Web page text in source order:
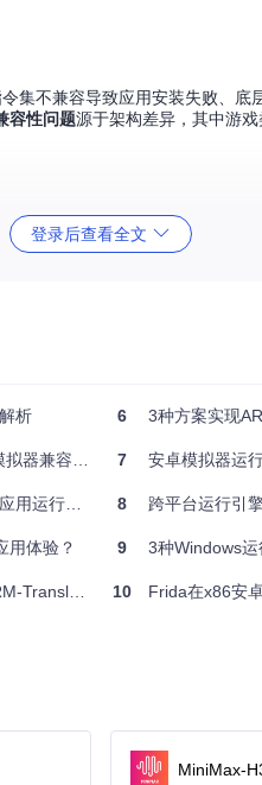
集不兼容导致应用安装失败、
容性问题源于架构差异，其中游
，版本不匹配将导致系统稳定性
-d /system"
登录后查看全文
析
的终极方案
原理揭秘
用体验？
与实战指南
6 3种方案实现
7 安卓模拟器运行
8 跨平台运行引
9 3种Windows
10 Frida在x86安
MiniMax-